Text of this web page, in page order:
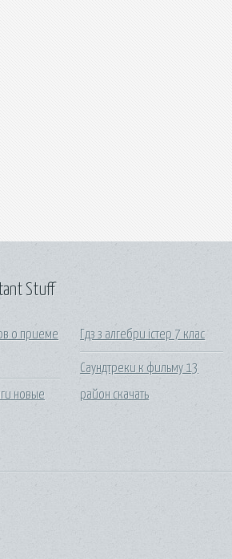
Stuff
о приеме
новые
Гдз з алгебри істер 7 клас
Саундтреки к фильму 13
район скачать